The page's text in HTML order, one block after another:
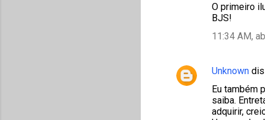
O primeiro
BJS!
11:34 AM,
Unknown
Eu também
saiba.
adquirir,